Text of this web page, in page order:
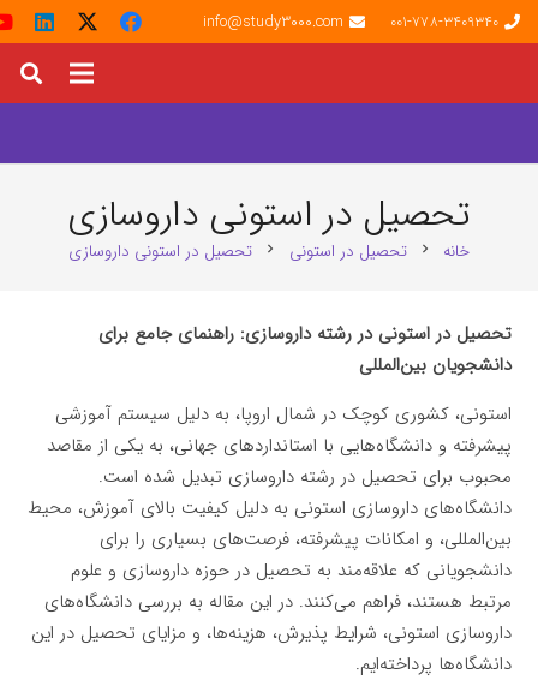
001-778-3409340
info@study3000.com
تحصیل در استونی داروسازی
خانه chevron_right تحصیل در استونی chevron_right تحصیل در استونی داروسازی
تحصیل در استونی در رشته داروسازی: راهنمای جامع برای
دانشجویان بین‌المللی
استونی، کشوری کوچک در شمال اروپا، به دلیل سیستم آموزشی
پیشرفته و دانشگاه‌هایی با استانداردهای جهانی، به یکی از مقاصد
محبوب برای تحصیل در رشته داروسازی تبدیل شده است.
دانشگاه‌های داروسازی استونی به دلیل کیفیت بالای آموزش، محیط
بین‌المللی، و امکانات پیشرفته، فرصت‌های بسیاری را برای
دانشجویانی که علاقه‌مند به تحصیل در حوزه داروسازی و علوم
مرتبط هستند، فراهم می‌کنند. در این مقاله به بررسی دانشگاه‌های
داروسازی استونی، شرایط پذیرش، هزینه‌ها، و مزایای تحصیل در این
دانشگاه‌ها پرداخته‌ایم.